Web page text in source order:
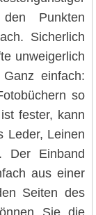
Punkten
Sicherlich
unweigerlich
einfach:
so
fester, kann
Leder, Leinen
Der Einband
aus einer
Seiten des